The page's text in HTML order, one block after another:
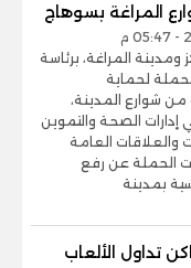
المراغة بسوهاج
المراغة، برئاسة
لحماية
من شوارع المدينة،
الصحة والتموين
والعلاقات العامة
الحملة عن رفع
بمدينة
تداول الألعاب